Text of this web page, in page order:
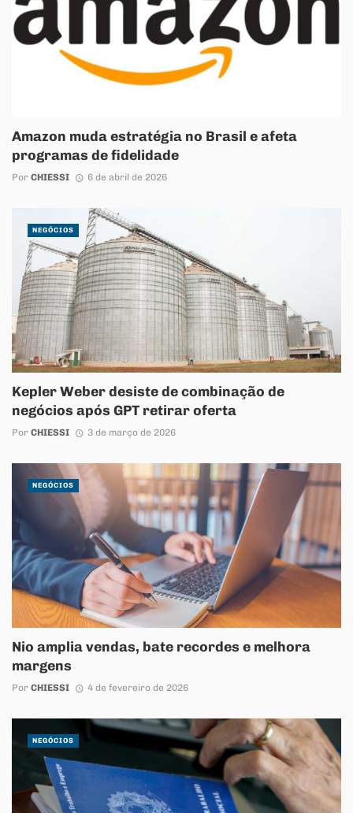
Amazon muda estratégia no Brasil e afeta
programas de fidelidade
Por CHIESSI 6 de abril de 2026
Kepler Weber desiste de combinação de
negócios após GPT retirar oferta
Por CHIESSI 3 de março de 2026
NEGÓCIOS
Nio amplia vendas, bate recordes e melhora
margens
Por CHIESSI 4 de fevereiro de 2026
NEGÓCIOS
NEGÓCIOS